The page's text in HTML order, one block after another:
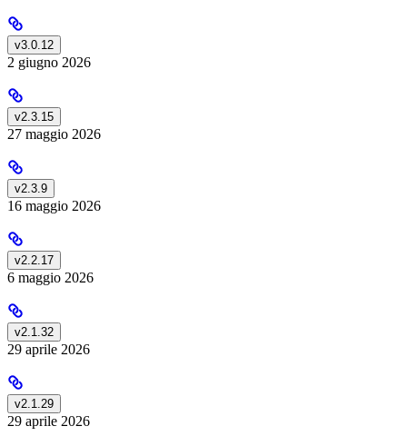
v3.0.12
2 giugno 2026
v2.3.15
27 maggio 2026
v2.3.9
16 maggio 2026
v2.2.17
6 maggio 2026
v2.1.32
29 aprile 2026
v2.1.29
29 aprile 2026